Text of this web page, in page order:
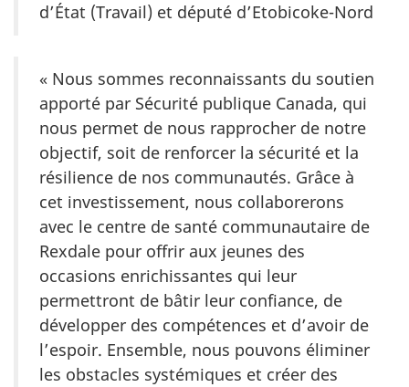
d’État (Travail) et député d’Etobicoke-Nord
« Nous sommes reconnaissants du soutien
apporté par Sécurité publique Canada, qui
nous permet de nous rapprocher de notre
objectif, soit de renforcer la sécurité et la
résilience de nos communautés. Grâce à
cet investissement, nous collaborerons
avec le centre de santé communautaire de
Rexdale pour offrir aux jeunes des
occasions enrichissantes qui leur
permettront de bâtir leur confiance, de
développer des compétences et d’avoir de
l’espoir. Ensemble, nous pouvons éliminer
les obstacles systémiques et créer des